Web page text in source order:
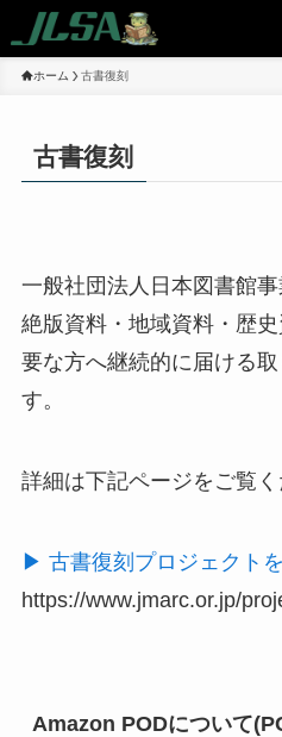
ホーム 古書復刻
古書復刻
一般社団法人日本図書館事
絶版資料・地域資料・歴
要な方へ継続的に届ける
す。
詳細は下記ページをご覧く
▶ 古書復刻プロジェクト
https://www.jmarc.or.jp/
Amazon PODについて